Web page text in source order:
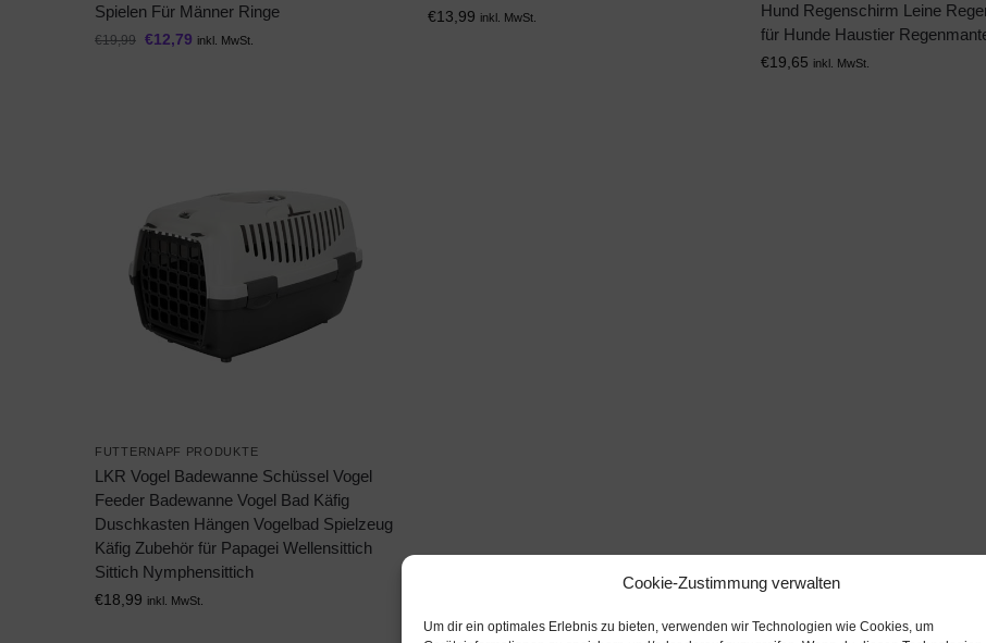
Cookie-Zustimmung verwalten
Um dir ein optimales Erlebnis zu bieten, verwenden wir Technologien wie Cookies, um
Spielen Für Männer Ringe
€19,99 €12,79 inkl. MwSt.
€13,99 inkl. MwSt.
Hund Regenschirm Leine
für Hunde Haustier
€19,65 inkl. MwSt.
FUTTERNAPF PRODUKTE
LKR Vogel Badewanne Schüssel Vogel
Feeder Badewanne Vogel Bad Käfig
Duschkasten Hängen Vogelbad Spielzeug
Käfig Zubehör für Papagei Wellensittich
Sittich Nymphensittich
€18,99 inkl. MwSt.